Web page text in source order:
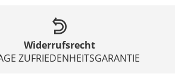
Widerrufsrecht
ZUFRIEDENHEITSGARANTIE